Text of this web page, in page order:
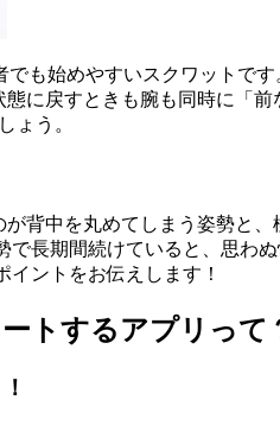
も始めやすいスクワットで
に戻すときも腕も同時に「
ょう。
背中を丸めてしまう姿勢と
長期間続けていると、思わ
ントをお伝えします！
トするアプリって